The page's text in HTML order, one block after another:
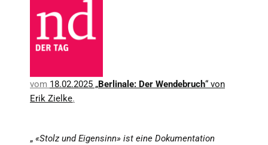
vom 18.02.2025 „Berlinale: Der Wendebruch“ von
Erik Zielke.
„ «Stolz und Eigensinn» ist eine Dokumentation